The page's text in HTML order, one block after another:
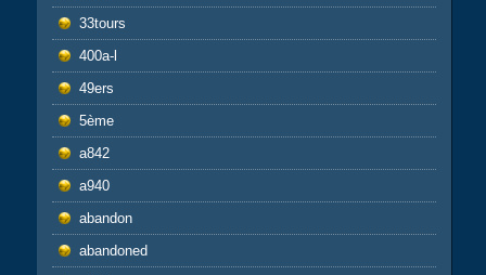
33tours
400a-l
49ers
5ème
a842
a940
abandon
abandoned